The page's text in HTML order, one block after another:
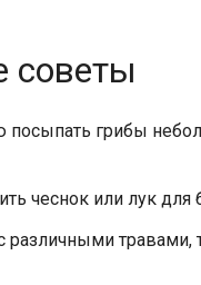
советы
грибы
чеснок или лук для
различными